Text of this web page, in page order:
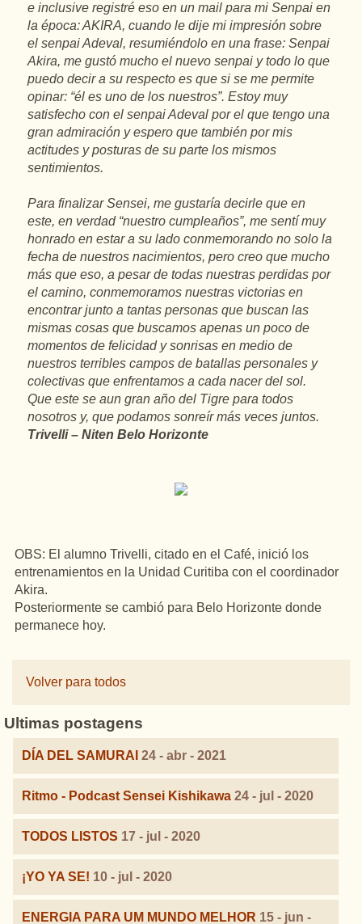
e inclusive registré eso en un mail para mi Senpai en
la época: AKIRA, cuando le dije mi impresión sobre
el senpai Adeval, resumiéndolo en una frase: Senpai
Akira, me gustó mucho el nuevo senpai y todo lo que
puedo decir a su respecto es que si se me permite
opinar: “él es uno de los nuestros”. Estoy muy
satisfecho con el senpai Adeval por el que tengo una
gran admiración y espero que también por mis
actitudes y posturas de su parte los mismos
sentimientos.
Para finalizar Sensei, me gustaría decirle que en
este, en verdad “nuestro cumpleaños”, me sentí muy
honrado en estar a su lado conmemorando no solo la
fecha de nuestros nacimientos, pero creo que mucho
más que eso, a pesar de todas nuestras perdidas por
el camino, conmemoramos nuestras victorias en
encontrar junto a tantas personas que buscan las
mismas cosas que buscamos apenas un poco de
momentos de felicidad y sonrisas en medio de
nuestros terribles campos de batallas personales y
colectivas que enfrentamos a cada nacer del sol.
Que este se aun gran año del Tigre para todos
nosotros y, que podamos sonreír más veces juntos.
Trivelli – Niten Belo Horizonte
OBS: El alumno Trivelli, citado en el Café, inició los
entrenamientos en la Unidad Curitiba con el coordinador
Akira.
Posteriormente se cambió para Belo Horizonte donde
permanece hoy.
Volver para todos
Ultimas postagens
DÍA DEL SAMURAI 24 - abr - 2021
Ritmo - Podcast Sensei Kishikawa 24 - jul - 2020
TODOS LISTOS 17 - jul - 2020
¡YO YA SE! 10 - jul - 2020
ENERGIA PARA UM MUNDO MELHOR 15 - jun -